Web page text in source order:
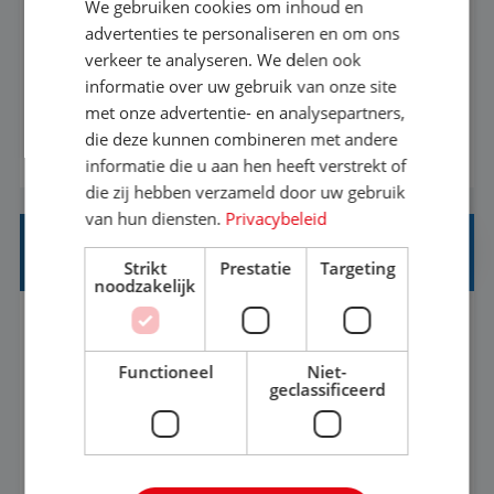
Met jouw ervaring in de reisbranche of
achtergrond in toerisme ben je klaar voor de
volgende stap. Vanaf je stoel reis je de hele
wereld over en speel je moeiteloos in op de
wensen van je team, je klant en wat er in de
reiswereld gebeurt. Met je enthousiasme weet je
klanten te overtuigen om die droomreis te
boeken! ...
BEKIJK VACATURE
REISADVISEUR ALLROUND
Aalsmeer, Noord-Holland, Nederland
33-36 uur
MBO
Een vakantie plannen is het leukste dat er is. Of
het nu voor jezelf is, of voor een ander: jij vindt
We gebruiken cookies om inhoud en
advertenties te personaliseren en om ons
verkeer te analyseren. We delen ook
informatie over uw gebruik van onze site
met onze advertentie- en analysepartners,
die deze kunnen combineren met andere
informatie die u aan hen heeft verstrekt of
die zij hebben verzameld door uw gebruik
van hun diensten. Privacybeleid
Strikt
noodzakelijk
Prestatie Targeting
Functioneel
Niet-
geclassificeerd